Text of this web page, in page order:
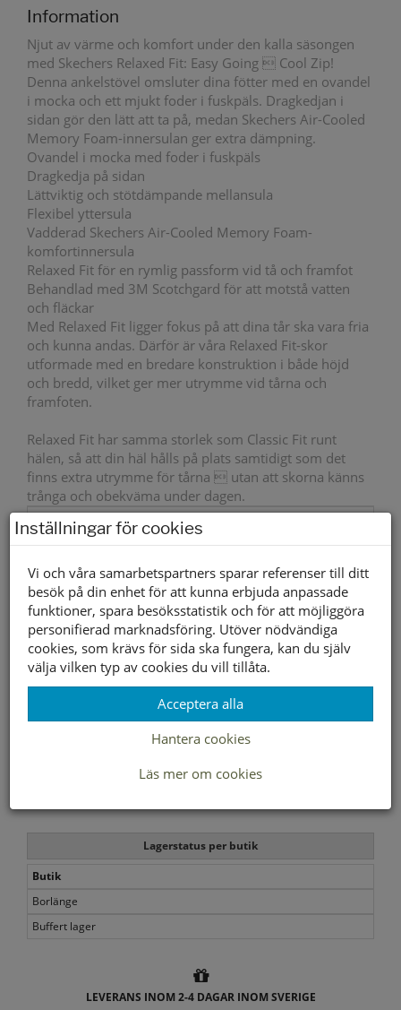
Information
Njut av värme och komfort under den kalla säsongen
med Skechers Relaxed Fit: Easy Going  Cool Zip!
Denna ankelstövel omsluter dina fötter med en ovandel
i mocka och ett mjukt foder i fuskpäls. Dragkedjan i
sidan gör den lätt att ta på, medan Skechers Air-Cooled
Memory Foam-innersulan ger extra dämpning.
Ovandel i mocka med foder i fuskpäls
Dragkedja på sidan
Lättviktig och stötdämpande mellansula
Flexibel yttersula
Vadderad Skechers Air-Cooled Memory Foam-
komfortinnersula
Relaxed Fit för en rymlig passform vid tå och framfot
Behandlad med 3M Scotchgard för att motstå vatten
och fläckar
Med Relaxed Fit ligger fokus på att dina tår ska vara fria
och kunna andas. Därför är våra Relaxed Fit-skor
utformade med en bredare konstruktion i både höjd
och bredd, vilket ger mer utrymme vid tårna och
framfoten.
Relaxed Fit har samma storlek som Classic Fit runt
hälen, så att din häl hålls på plats samtidigt som det
finns extra utrymme för tårna  utan att skorna känns
trånga och obekväma under dagen.
Varmfodrad Ja
Yttersula material Gummi
Innersula material Air-Cooled Memory Foam-komfortinnersula
Foder material Foder i fuskpäls
Relaxed Fit för en rymlig passform
Storleksguide
Lagerstatus per butik
Butik
Borlänge
Buffert lager
LEVERANS INOM 2-4 DAGAR INOM SVERIGE
Inställningar för cookies
Vi och våra samarbetspartners sparar referenser till ditt
besök på din enhet för att kunna erbjuda anpassade
funktioner, spara besöksstatistik och för att möjliggöra
personifierad marknadsföring. Utöver nödvändiga
cookies, som krävs för sida ska fungera, kan du själv
välja vilken typ av cookies du vill tillåta.
Acceptera alla
Hantera cookies
Läs mer om cookies